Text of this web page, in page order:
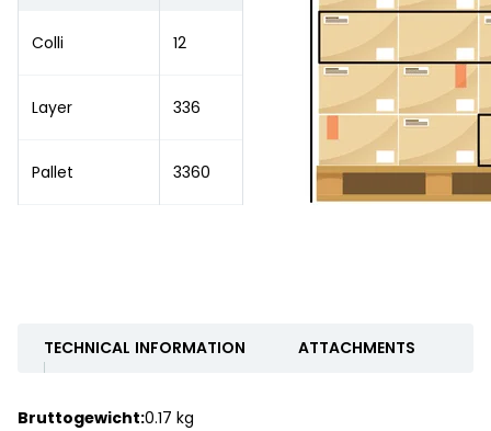
Colli 12
Layer 336
Pallet 3360
TECHNICAL INFORMATION ATTACHMENTS
Bruttogewicht:0.17 kg